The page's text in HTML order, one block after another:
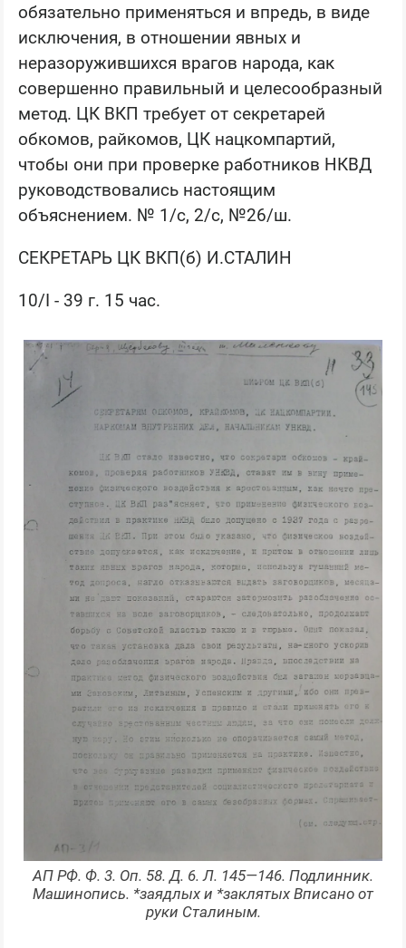
обязательно применяться и впредь, в виде
исключения, в отношении явных и
неразоружившихся врагов народа, как
совершенно правильный и целесообразный
метод. ЦК ВКП требует от секретарей
обкомов, райкомов, ЦК нацкомпартий,
чтобы они при проверке работников НКВД
руководствовались настоящим
объяснением. № 1/с, 2/с, №26/ш.
СЕКРЕТАРЬ ЦК ВКП(б) И.СТАЛИН
10/I - 39 г. 15 час.
АП РФ. Ф. 3. Оп. 58. Д. 6. Л. 145—146. Подлинник.
Машинопись. *заядлых и *заклятых Вписано от
руки Сталиным.